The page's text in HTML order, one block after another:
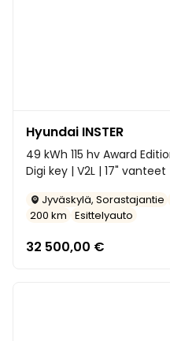
Hyundai INSTER
49 kWh 115 hv Award
Digi key | V2L | 17"
Jyväskylä, Sorastajantie
200 km Esittelyauto
32 500,00 €